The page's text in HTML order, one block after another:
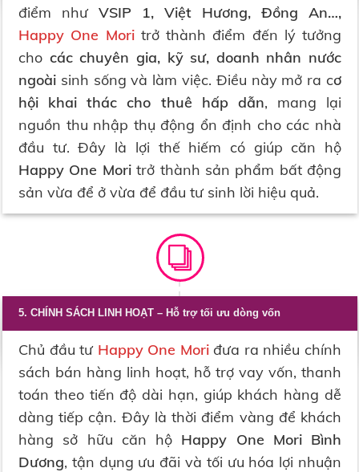
điểm như VSIP 1, Việt Hương, Đồng An…,
Happy One Moritrở thành điểm đến lý tưởng
cho các chuyên gia, kỹ sư, doanh nhân nước
ngoài sinh sống và làm việc. Điều này mở ra cơ
hội khai thác cho thuê hấp dẫn, mang lại
nguồn thu nhập thụ động ổn định cho các nhà
đầu tư. Đây là lợi thế hiếm có giúp căn hộ
Happy One Moritrở thành sản phẩm bất động
sản vừa để ở vừa để đầu tư sinh lời hiệu quả.
5. CHÍNH SÁCH LINH HOẠT – Hỗ trợ tối ưu dòng vốn
Chủ đầu tư Happy One Moriđưa ra nhiều chính
sách bán hàng linh hoạt, hỗ trợ vay vốn, thanh
toán theo tiến độ dài hạn, giúp khách hàng dễ
dàng tiếp cận. Đây là thời điểm vàng để khách
hàng sở hữu căn hộ Happy One Mori Bình
Dương, tận dụng ưu đãi và tối ưu hóa lợi nhuận